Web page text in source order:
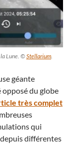
Lune. ©Stellarium.
géante
du globe
très complet
qui
différentes